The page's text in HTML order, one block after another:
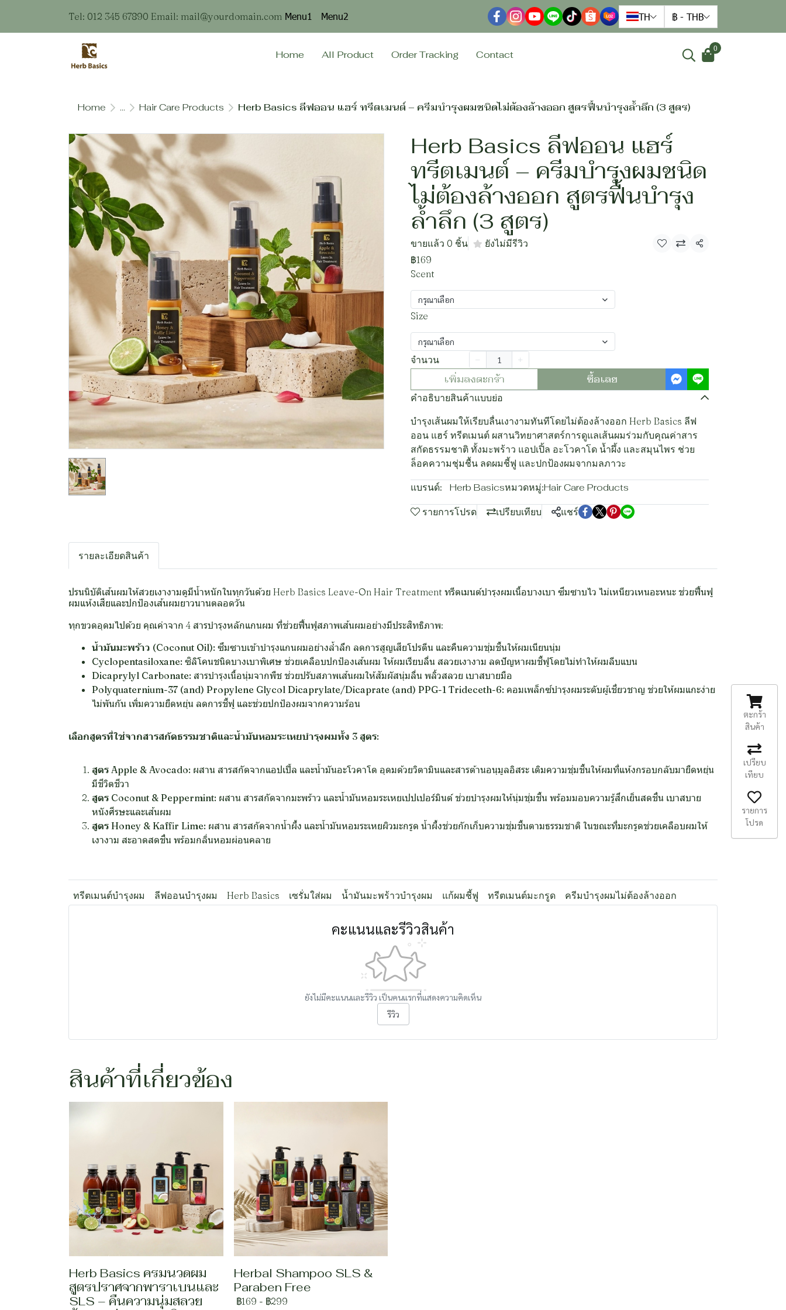
Tel: 012 345 67890 Email: mail@yourdomain.com Menu1 Menu2 TH ฿ - THB
Home All Product Order Tracking Contact
0
Home ... Hair Care Products Herb Basics ลีฟออน แฮร์ ทรีตเมนต์ – ครีมบำรุงผมชนิดไม่ต้องล้างออก สูตรฟื้นบำรุงล้ำลึก (3 สูตร)
Herb Basics ลีฟออน แฮร์
ทรีตเมนต์ – ครีมบำรุงผมชนิด
ไม่ต้องล้างออก สูตรฟื้นบำรุง
ล้ำลึก (3 สูตร)
ขายแล้ว 0 ชิ้น ยังไม่มีรีวิว แชร์
฿169
Scent
กรุณาเลือก
Size
กรุณาเลือก
จำนวน
เพิ่มลงตะกร้า ซื้อเลย
คำอธิบายสินค้าแบบย่อ
บำรุงเส้นผมให้เรียบลื่นเงางามทันทีโดยไม่ต้องล้างออก Herb Basics ลีฟ
ออน แฮร์ ทรีตเมนต์ ผสานวิทยาศาสตร์การดูแลเส้นผมร่วมกับคุณค่าสาร
สกัดธรรมชาติ ทั้งมะพร้าว แอปเปิ้ล อะโวคาโด น้ำผึ้ง และสมุนไพร ช่วย
ล็อคความชุ่มชื้น ลดผมชี้ฟู และปกป้องผมจากมลภาวะ
แบรนด์: Herb Basicsหมวดหมู่:Hair Care Products
รายการโปรด เปรียบเทียบ แชร์
รายละเอียดสินค้า
ปรนนิบัติเส้นผมให้สวยเงางามดูมีน้ำหนักในทุกวันด้วย Herb Basics Leave-On Hair Treatment ทรีตเมนต์บำรุงผมเนื้อบางเบา ซึมซาบไว ไม่เหนียวเหนอะหนะ ช่วยฟื้นฟู
ผมแห้งเสียและปกป้องเส้นผมยาวนานตลอดวัน
ทุกขวดอุดมไปด้วย คุณค่าจาก 4 สารบำรุงหลักแกนผม ที่ช่วยฟื้นฟูสภาพเส้นผมอย่างมีประสิทธิภาพ:
น้ำมันมะพร้าว (Coconut Oil): ซึมซาบเข้าบำรุงแกนผมอย่างล้ำลึก ลดการสูญเสียโปรตีน และคืนความชุ่มชื้นให้ผมเนียนนุ่ม
Cyclopentasiloxane: ซิลิโคนชนิดบางเบาพิเศษ ช่วยเคลือบปกป้องเส้นผม ให้ผมเรียบลื่น สลวยเงางาม ลดปัญหาผมชี้ฟูโดยไม่ทำให้ผมลีบแบน
Dicaprylyl Carbonate: สารบำรุงเนื้อนุ่มจากพืช ช่วยปรับสภาพเส้นผมให้สัมผัสนุ่มลื่น พลิ้วสลวย เบาสบายมือ
Polyquaternium-37 (and) Propylene Glycol Dicaprylate/Dicaprate (and) PPG-1 Trideceth-6: คอมเพล็กซ์บำรุงผมระดับผู้เชี่ยวชาญ ช่วยให้ผมแกะง่าย
ไม่พันกัน เพิ่มความยืดหยุ่น ลดการชี้ฟู และช่วยปกป้องผมจากความร้อน
เลือกสูตรที่ใช่จากสารสกัดธรรมชาติและน้ำมันหอมระเหยบำรุงผมทั้ง 3 สูตร:
สูตร Apple & Avocado: ผสาน สารสกัดจากแอปเปิ้ล และน้ำมันอะโวคาโด อุดมด้วยวิตามินและสารต้านอนุมูลอิสระ เติมความชุ่มชื้นให้ผมที่แห้งกรอบกลับมายืดหยุ่น
มีชีวิตชีวา
สูตร Coconut & Peppermint: ผสาน สารสกัดจากมะพร้าว และน้ำมันหอมระเหยเปปเปอร์มินต์ ช่วยบำรุงผมให้นุ่มชุ่มชื้น พร้อมมอบความรู้สึกเย็นสดชื่น เบาสบาย
หนังศีรษะและเส้นผม
สูตร Honey & Kaffir Lime: ผสาน สารสกัดจากน้ำผึ้ง และน้ำมันหอมระเหยผิวมะกรูด น้ำผึ้งช่วยกักเก็บความชุ่มชื้นตามธรรมชาติ ในขณะที่มะกรูดช่วยเคลือบผมให้
เงางาม สะอาดสดชื่น พร้อมกลิ่นหอมผ่อนคลาย
ทรีตเมนต์บำรุงผม ลีฟออนบำรุงผม Herb Basics เซรั่มใส่ผม น้ำมันมะพร้าวบำรุงผม แก้ผมชี้ฟู ทรีตเมนต์มะกรูด ครีมบำรุงผมไม่ต้องล้างออก
คะแนนและรีวิวสินค้า
ยังไม่มีคะแนนและรีวิว เป็นคนแรกที่แสดงความคิดเห็น
รีวิว
สินค้าที่เกี่ยวข้อง
Herb Basics ครมนวดผม
สูตรปราศจากพาราเบนและ
SLS – คืนความนุ่มสลวย
Herbal Shampoo SLS &
Paraben Free
฿169 - ฿299
ตะกร้า
สินค้า
เปรียบ
เทียบ
รายการ
โปรด